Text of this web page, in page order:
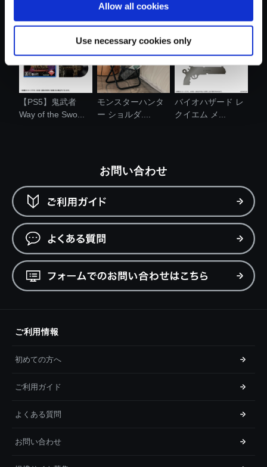
Allow all cookies
Use necessary cookies only
【PS5】鬼武者
Way of the Swo...
モンスターハンタ
ー ショルダ....
バイオハザード レ
クイエム メ...
お問い合わせ
ご利用情報
初めての方へ
ご利用ガイド
よくある質問
お問い合わせ